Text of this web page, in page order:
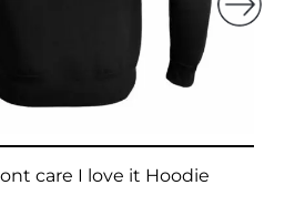
need you I have lax Men